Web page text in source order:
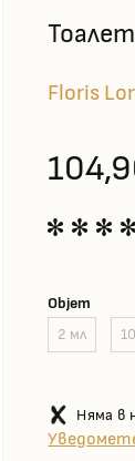
Floris
Objem
2 мл
Няма в